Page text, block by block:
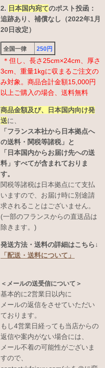
2. 日本国内宛てのポスト投函：
追跡あり、補償なし（2022年1月
20日改定）
全国一律 250円
＊但し、長さ25cm×24cm、厚さ
3cm、重量1kgに収まるご注文の
み対象。商品合計金額15,000円
以上ご購入の場合、送料無料
商品金額及び、日本国内向け発
送に、
「フランス本社から日本拠点へ
の送料・関税等諸税」と
「日本国内からお届け先への送
料」すべてが含まれておりま
す。
関税等諸税は日本拠点にて支払
いますので、お届け時に別途請
求されることはございません。
(一部のフランスからの直送品は
除きます。)
発送方法・送料の詳細はこちら↓
「配送・送料について」
＜メールの送受信について＞
基本的に2営業日以内に
メールの返信をさせていただい
ております。
もし4営業日経っても当店からの
返信や案内がない場合には、
メール不着の可能性がございま
すので、